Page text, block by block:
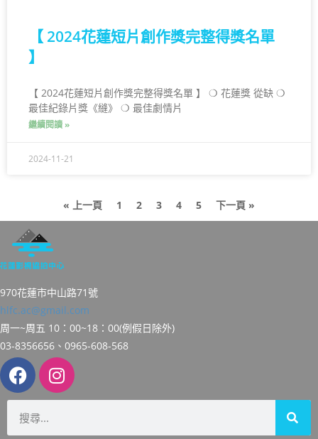
【 2024花蓮短片創作獎完整得獎名單
】
【 2024花蓮短片創作獎完整得獎名單 】 ❍ 花蓮獎 從缺 ❍
最佳紀錄片獎《縫》 ❍ 最佳劇情片
繼續閱讀 »
2024-11-21
« 上一頁 1 2 3 4 5 下一頁 »
970花蓮市中山路71號
hlfc.ac@gmail.com
周一~周五 10：00~18：00(例假日除外)
03-8356656、0965-608-568